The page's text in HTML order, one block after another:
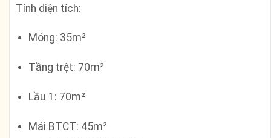
Tính diện tích:
Móng: 35m²
Tầng trệt: 70m²
Lầu 1: 70m²
Mái BTCT: 45m²